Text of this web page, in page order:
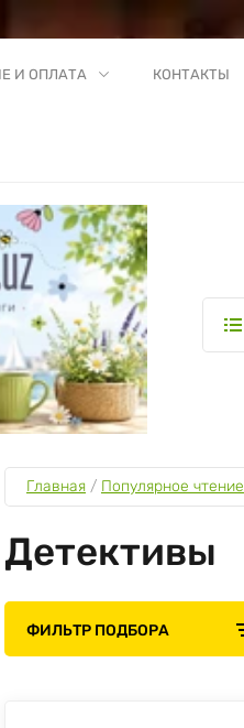
И ОПЛАТА КОНТАКТЫ
Главная / Популярное чтение
Детективы
ФИЛЬТР ПОДБОРА